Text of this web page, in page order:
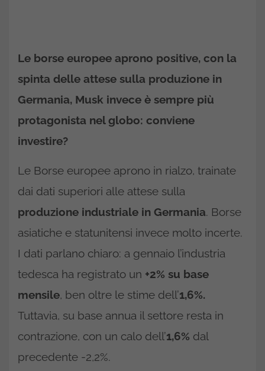
Le borse europee aprono positive, con la
spinta delle attese sulla produzione in
Germania, Musk invece è sempre più
protagonista nel globo: conviene
investire?
Le Borse europee aprono in rialzo, trainate
dai dati superiori alle attese sulla
produzione industriale in Germania. Borse
asiatiche e statunitensi invece molto incerte.
I dati parlano chiaro: a gennaio l’industria
tedesca ha registrato un +2% su base
mensile, ben oltre le stime dell’1,6%.
Tuttavia, su base annua il settore resta in
contrazione, con un calo dell’1,6% dal
precedente -2,2%.